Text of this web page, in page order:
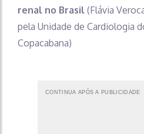
renal no Brasil (Flávia
pela Unidade de Cardiologia
Copacabana)
CONTINUA APÓS A PUBLICIDADE